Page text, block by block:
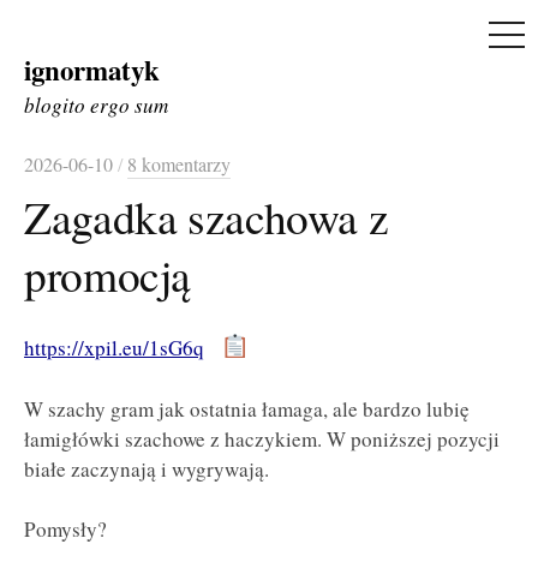
Skip
to
ignormatyk
blogito ergo sum
2026-06-10/ 8 komentarzy
Zagadka szachowa z
promocją
https://xpil.eu/1sG6q
W szachy gram jak ostatnia łamaga, ale bardzo lubię
łamigłówki szachowe z haczykiem. W poniższej pozycji
białe zaczynają i wygrywają.
Pomysły?